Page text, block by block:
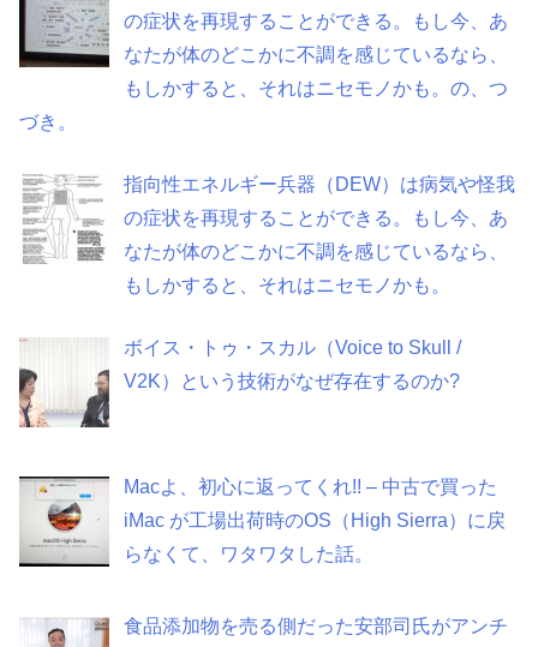
の症状を再現することができる。もし今、あ
なたが体のどこかに不調を感じているなら、
もしかすると、それはニセモノかも。の、つ
づき。
指向性エネルギー兵器（DEW）は病気や怪我
の症状を再現することができる。もし今、あ
なたが体のどこかに不調を感じているなら、
もしかすると、それはニセモノかも。
ボイス・トゥ・スカル（Voice to Skull /
V2K）という技術がなぜ存在するのか?
Macよ、初心に返ってくれ!! – 中古で買った
iMac が工場出荷時のOS（High Sierra）に戻
らなくて、ワタワタした話。
食品添加物を売る側だった安部司氏がアンチ